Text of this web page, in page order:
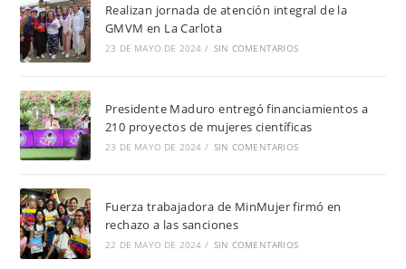
Realizan jornada de atención integral de la
GMVM en La Carlota
23 DE MAYO DE 2024 / SIN COMENTARIOS
Presidente Maduro entregó financiamientos a
210 proyectos de mujeres científicas
23 DE MAYO DE 2024 / SIN COMENTARIOS
Fuerza trabajadora de MinMujer firmó en
rechazo a las sanciones
22 DE MAYO DE 2024 / SIN COMENTARIOS